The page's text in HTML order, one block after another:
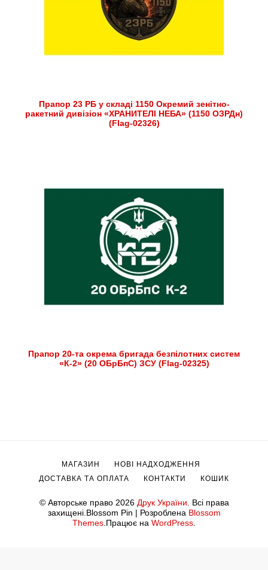
Прапор 23 РБ у складі 1150 Окремий зенітно-
ракетний дивізіон «ХРАНИТЕЛІ НЕБА» (1150 ОЗРДн)
(Flag-02326)
Прапор 20-та окрема бригада безпілотних систем
«К-2» (20 ОБрБпС) ЗСУ (Flag-02325)
© Авторське право 2026 Друк України . Всі права
захищені. Blossom Pin | Розроблена Blossom
Themes .Працює на WordPress
МАГАЗИН
НОВІ НАДХОДЖЕННЯ
ДОСТАВКА ТА ОПЛАТА
КОНТАКТИ КОШИК